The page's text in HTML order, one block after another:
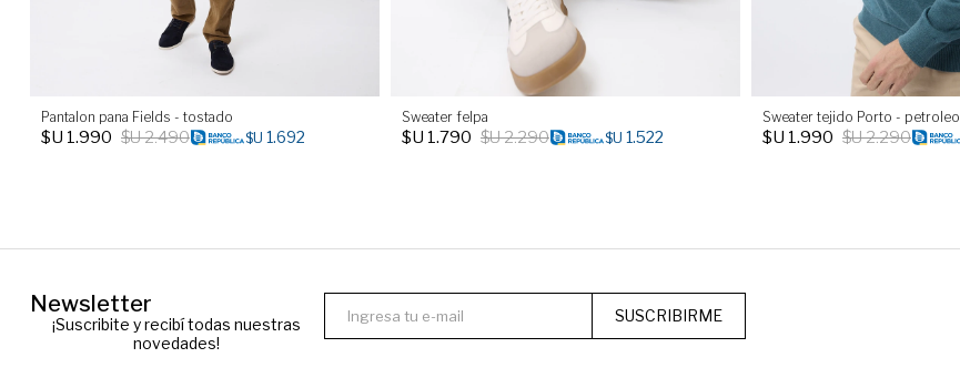
Pantalon pana Fields - tostado
$U 1.990 $U2.490 $U 1.692
Sweater felpa
$U 1.790 $U2.290 $U 1.522
Sweater tejido Porto - petroleo
$U 1.990 $U2.290
Newsletter
¡Suscribite y recibí todas nuestras
novedades!
SUSCRIBIRME